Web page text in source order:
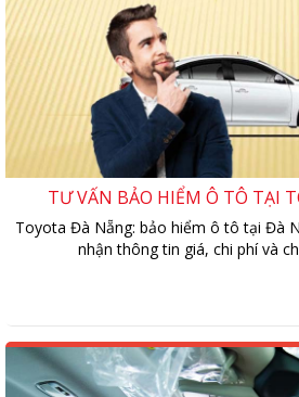
TƯ VẤN BẢO HIỂM Ô TÔ TẠI
Toyota Đà Nẵng: bảo hiểm ô tô tại Đà
nhận thông tin giá, chi phí và